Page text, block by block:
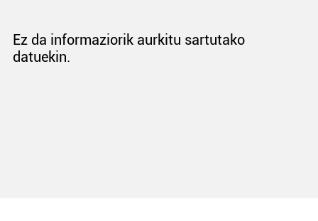
Ez da informaziorik aurkitu sartutako
datuekin.